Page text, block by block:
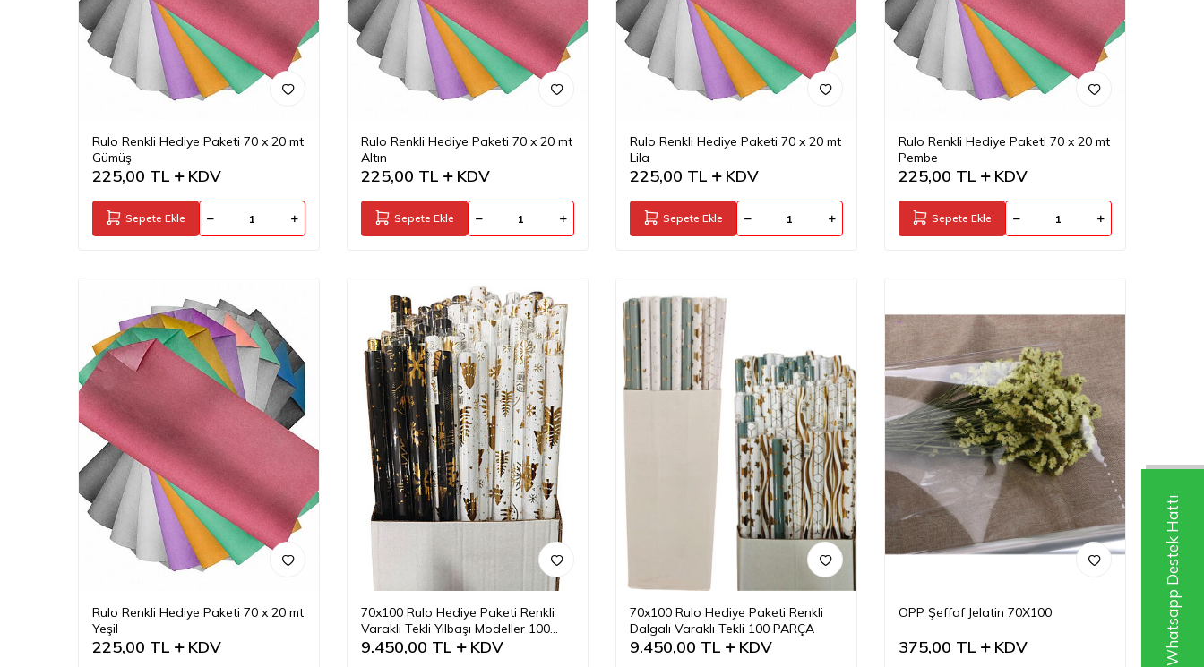
Whatsapp Destek Hattı
Rulo Renkli Hediye Paketi 70 x 20 mt
Gümüş
225,00 TL KDV
Sepete Ekle
Rulo Renkli Hediye Paketi 70 x 20 mt
Altın
225,00 TL KDV
Sepete Ekle
Rulo Renkli Hediye Paketi 70 x 20 mt
Lila
225,00 TL KDV
Sepete Ekle
Rulo Renkli Hediye Paketi 70 x 20 mt
Pembe
225,00 TL KDV
Sepete Ekle
Rulo Renkli Hediye Paketi 70 x 20 mt
Yeşil
225,00 TL KDV
70x100 Rulo Hediye Paketi Renkli
Varaklı Tekli Yılbaşı Modeller 100
PARÇA
9.450,00 TL KDV
70x100 Rulo Hediye Paketi Renkli
Dalgalı Varaklı Tekli 100 PARÇA
9.450,00 TL KDV
OPP Şeffaf Jelatin 70X100
375,00 TL KDV